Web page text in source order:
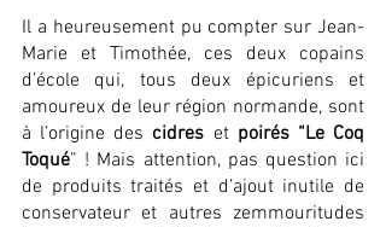
Il a heureusement pu compter sur Jean-
Marie et Timothée, ces deux copains
d’école qui, tous deux épicuriens et
amoureux de leur région normande, sont
à l’origine des cidres et poirés “Le Coq
Toqué” ! Mais attention, pas question ici
de produits traités et d’ajout inutile de
conservateur et autres zemmouritudes